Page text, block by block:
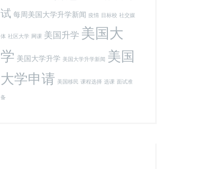
试 每周美国大学升学新闻 疫情 目标校 社交媒
体 社区大学 网课 美国升学 美国大
学 美国大学升学 美国大学升学新闻 美国
大学申请 美国移民 课程选择 选课 面试准
备